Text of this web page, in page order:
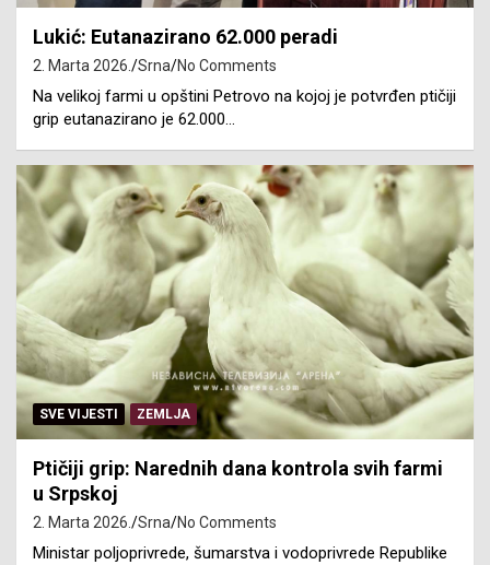
Lukić: Eutanazirano 62.000 peradi
2. Marta 2026. Srna No Comments
Na velikoj farmi u opštini Petrovo na kojoj je potvrđen ptičiji
grip eutanazirano je 62.000…
SVE VIJESTI ZEMLJA
Ptičiji grip: Narednih dana kontrola svih farmi
u Srpskoj
2. Marta 2026. Srna No Comments
Ministar poljoprivrede, šumarstva i vodoprivrede Republike